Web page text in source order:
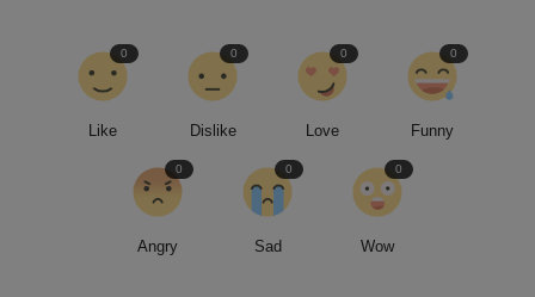
Like
0
Dislike
0
Love
0
Funny
0
Angry
0
Sad
0
Wow
0